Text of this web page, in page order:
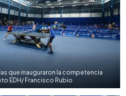
que inauguraron la competencia
EDH/ Francisco Rubio